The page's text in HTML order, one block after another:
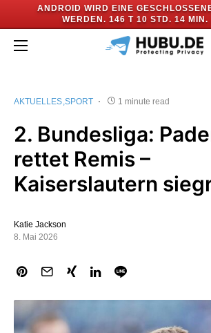
ANDROID WIRD EINE
WERDEN. 146 T 10 STD. 14 MIN.
AKTUELLES SPORT 1 minute read
2. Bundesliga:
rettet Remis –
Kaiserslautern
Katie Jackson
8. Mai 2026